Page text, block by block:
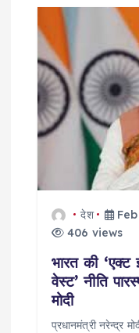
देश
406 views
भारत की
वेस्ट’ नीति
मोदी
प्रधानमंत्री नरेन्द्र